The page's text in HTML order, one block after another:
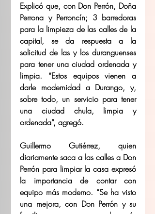
Explicó que, con Don Perrón, Doña
Perrona y Perroncín; 3 barredoras
para la limpieza de las calles de la
capital, se da respuesta a la
solicitud de las y los duranguenses
para tener una ciudad ordenada y
limpia. “Estos equipos vienen a
darle modernidad a Durango, y,
sobre todo, un servicio para tener
una ciudad chula, limpia y
ordenada”, agregó.
Guillermo Gutiérrez, quien
diariamente saca a las calles a Don
Perrón para limpiar la casa expresó
la importancia de contar con
equipo más moderno. “Se ha visto
una mejora, con Don Perrón y su